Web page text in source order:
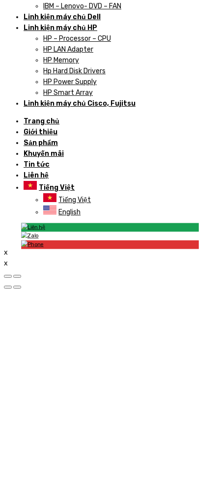
IBM – Lenovo- DVD – FAN
Linh kiện máy chủ Dell
Linh kiện máy chủ HP
HP – Processor – CPU
HP LAN Adapter
HP Memory
Hp Hard Disk Drivers
HP Power Supply
HP Smart Array
Linh kiện máy chủ Cisco, Fujitsu
Trang chủ
Giới thiệu
Sản phẩm
Khuyến mãi
Tin tức
Liên hệ
Tiếng Việt
Tiếng Việt
English
x
x